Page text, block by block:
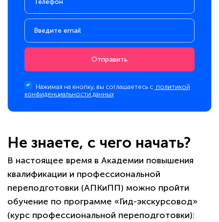
Отправить
Нажимая на кнопку, вы соглашаетесь с политикой
конфиденциальности данных
Не знаете, с чего начать?
В настоящее время в Академии повышения
квалификации и профессиональной
переподготовки (АПКиПП) можно пройти
обучение по программе «Гид-экскурсовод»
(курс профессиональной переподготовки):